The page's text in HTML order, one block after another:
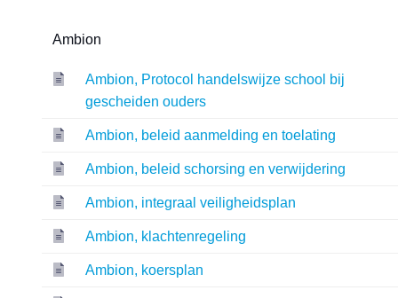
Ambion
Ambion, Protocol handelswijze school bij
gescheiden ouders
Ambion, beleid aanmelding en toelating
Ambion, beleid schorsing en verwijdering
Ambion, integraal veiligheidsplan
Ambion, klachtenregeling
Ambion, koersplan